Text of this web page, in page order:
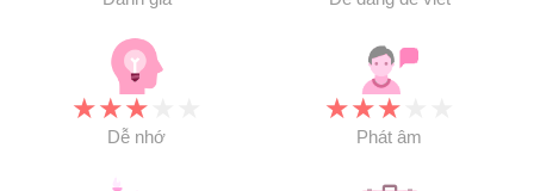
★★★
Dễ nhớ
★★★
Phát âm